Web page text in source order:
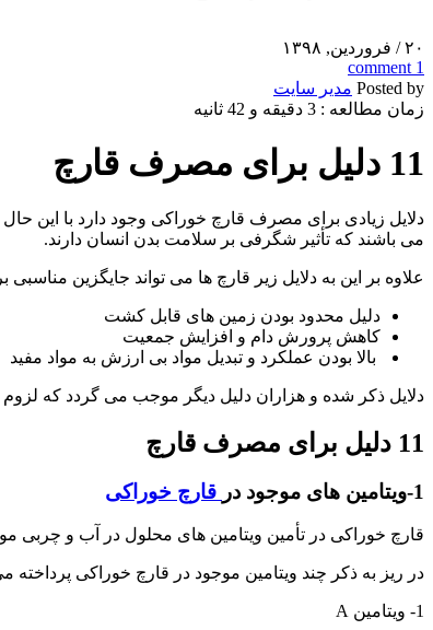
۲۰ / فروردین, ۱۳۹۸
1
Posted by مدیر سایت
زمان مطالعه : 3 دقیقه و 42 ثانیه
11 دلیل برای مصرف قارچ
می باشند که تأثیر شگرفی بر سلامت بدن انسان دارند.
علاوه بر این به دلایل زیر قارچ ها می تواند جایگزین مناسبی
دلیل محدود بودن زمین های قابل کشت
کاهش پرورش دام و افزایش جمعیت
بالا بودن عملکرد و تبدیل مواد بی ارزش به مواد مفید
دلایل ذکر شده و هزاران دلیل دیگر موجب می گردد که لزوم استفاده از قارچ
11 دلیل برای مصرف قارچ
1-ویتامین های موجود در قارچ خوراکی
قارچ خوراکی در تأمین ویتامین های محلول در آب و چربی
در ریز به ذکر چند ویتامین موجود در قارچ خوراکی پرداخته
1- ویتامین A